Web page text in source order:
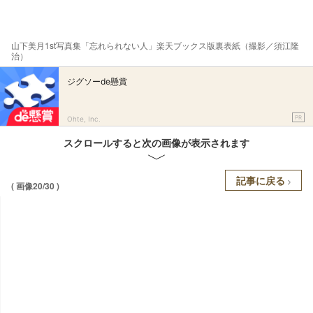
山下美月1st写真集「忘れられない人」楽天ブックス版裏表紙（撮影／須江隆
治）
ジグソーde懸賞
Ohte, Inc. PR
スクロールすると次の画像が表示されます
( 画像20/30 ) 記事に戻る